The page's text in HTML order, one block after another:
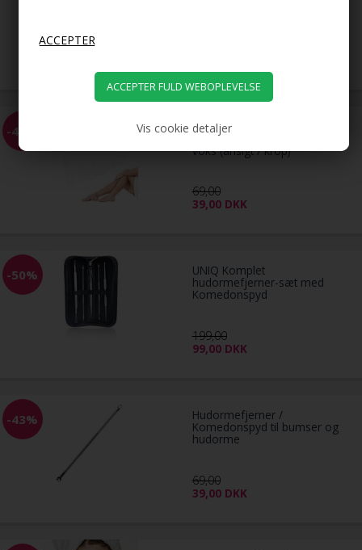
Vis cookie detaljer
-43% 100 Voks strips / Wax strips
hårfjerningsstrimler til varm
voks (ansigt / krop)
69,00
39,00 DKK
-50% UNIQ Komplet
hudormefjerner-sæt med
Komedonspyd
199,00
99,00 DKK
-43% Hudormefjerner /
Komedonspyd til bumser og
hudorme
69,00
39,00 DKK